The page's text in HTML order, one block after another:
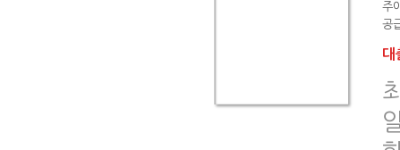
주
공
대